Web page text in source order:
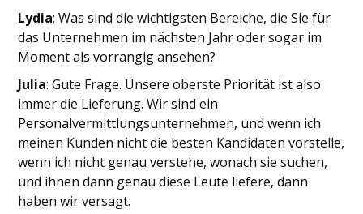
Lydia: Was sind die wichtigsten Bereiche, die Sie für
das Unternehmen im nächsten Jahr oder sogar im
Moment als vorrangig ansehen?
Julia: Gute Frage. Unsere oberste Priorität ist also
immer die Lieferung. Wir sind ein
Personalvermittlungsunternehmen, und wenn ich
meinen Kunden nicht die besten Kandidaten vorstelle,
wenn ich nicht genau verstehe, wonach sie suchen,
und ihnen dann genau diese Leute liefere, dann
haben wir versagt.